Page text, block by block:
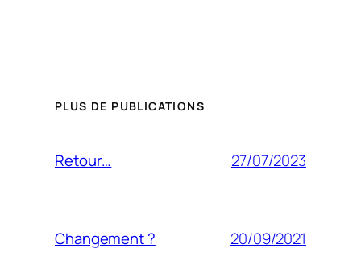
PLUS DE PUBLICATIONS
Retour… 27/07/2023
Changement ? 20/09/2021